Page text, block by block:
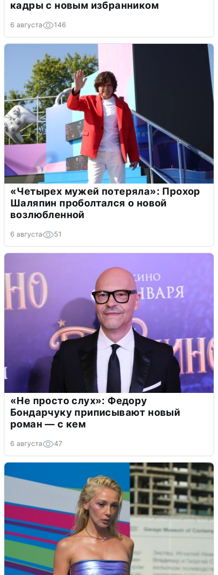
кадры с новым избранником
6 августа 146
«Четырех мужей потеряла»: Прохор
Шаляпин проболтался о новой
возлюбленной
6 августа 51
«Не просто слух»: Федору
Бондарчуку приписывают новый
роман — с кем
6 августа 47